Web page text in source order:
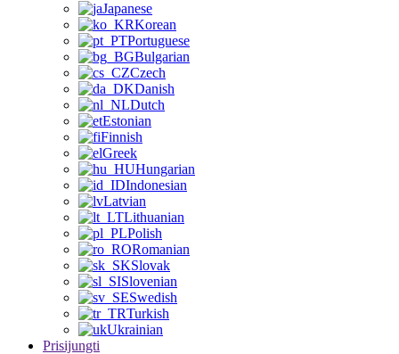
Japanese
Korean
Portuguese
Bulgarian
Czech
Danish
Dutch
Estonian
Finnish
Greek
Hungarian
Indonesian
Latvian
Lithuanian
Polish
Romanian
Slovak
Slovenian
Swedish
Turkish
Ukrainian
Prisijungti